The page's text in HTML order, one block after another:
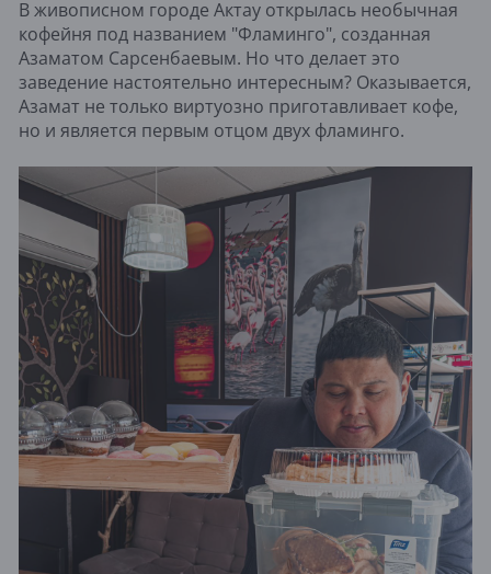
В живописном городе Актау открылась необычная
кофейня под названием "Фламинго", созданная
Азаматом Сарсенбаевым. Но что делает это
заведение настоятельно интересным? Оказывается,
Азамат не только виртуозно приготавливает кофе,
но и является первым отцом двух фламинго.